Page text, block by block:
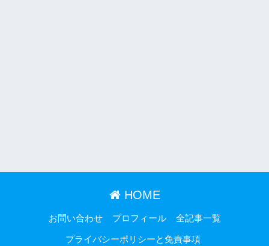
HOME
お問い合わせ プロフィール 全記事一覧
プライバシーポリシーと免責事項